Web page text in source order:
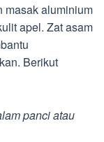
masak aluminium
apel. Zat asam
Berikut
panci atau